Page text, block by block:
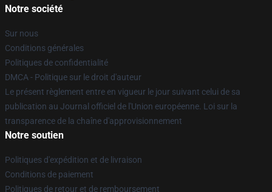
Notre société
Sur nous
Conditions générales
Politiques de confidentialité
DMCA - Politique sur le droit d'auteur
Le présent règlement entre en vigueur le jour suivant celui de sa
publication au Journal officiel de l'Union européenne. Loi sur la
transparence de la chaîne d'approvisionnement
Notre soutien
Politiques d'expédition et de livraison
Conditions de paiement
Politiques de retour et de remboursement